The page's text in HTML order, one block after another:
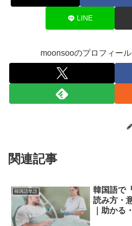
LINE
moonsooのプロフィー
関連記事
韓国語単語
韓国語で
読み方・
｜助かる